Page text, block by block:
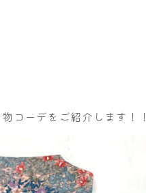
コーデをご紹介します！！